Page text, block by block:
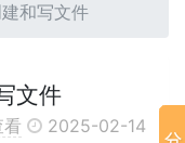
和写文件
文件
2025-02-14